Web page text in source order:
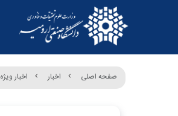
صفحه اصلی اخبار اخبار ویژه